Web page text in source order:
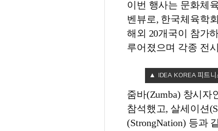
이번 행사는 문화체
벤뷰로, 한국체육학
해외 20개국이 참가
루어졌으며 각종 전
IDEA KOREA 피트
줌바(Zumba) 창시자
참석했고, 살세이션
(StrongNation) 등과